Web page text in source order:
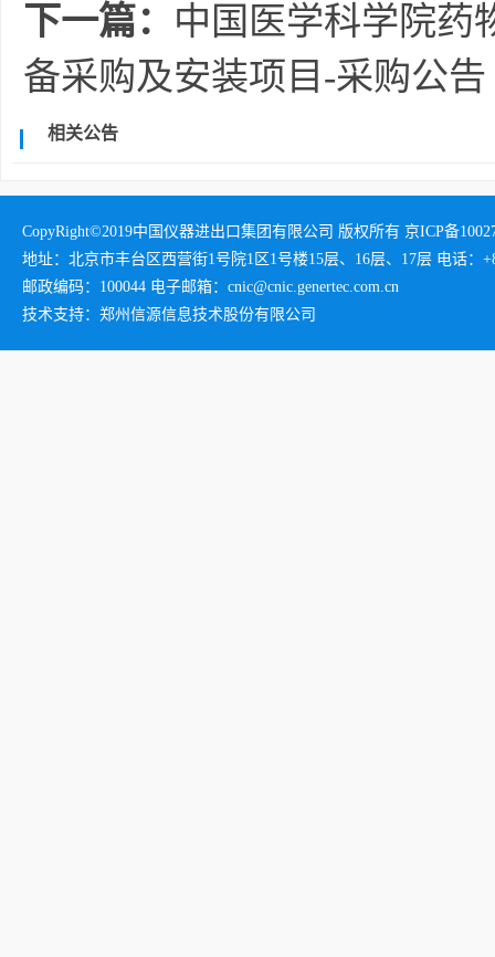
下一篇： 中国医学科学院药
备采购及安装项目-采购公告
相关公告
CopyRight©2019中国仪器进出口集团有限公司 版权所有 京ICP备
地址：北京市丰台区西营街1号院1区1号楼15层、16层、17层 电话：
邮政编码：100044 电子邮箱：cnic@cnic.genertec.com.cn
技术支持：郑州信源信息技术股份有限公司